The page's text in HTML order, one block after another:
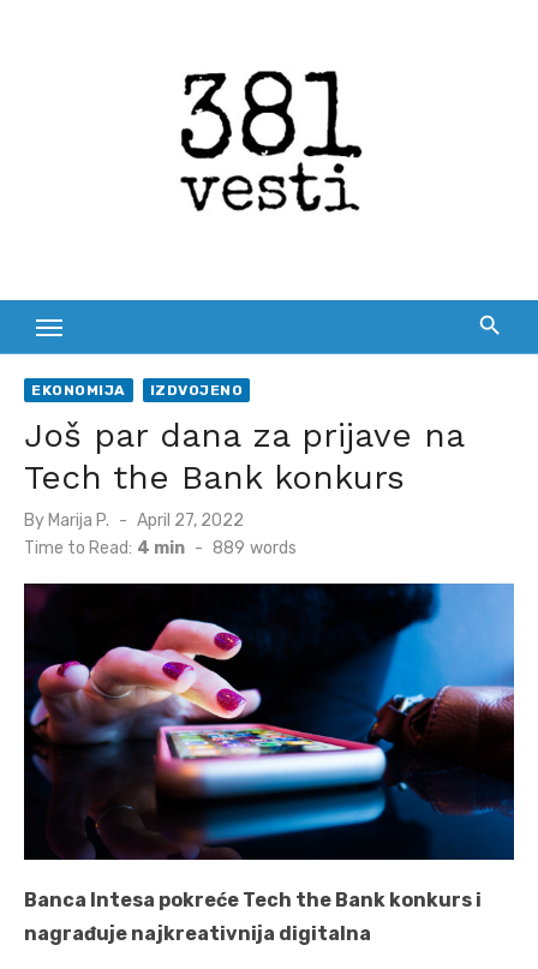
EKONOMIJA IZDVOJENO
Još par dana za prijave na
Tech the Bank konkurs
By Marija P.
Posted
on
April 27, 2022
Time to Read: 4 min - 889 words
Banca Intesa pokreće Tech the Bank konkurs i
nagrađuje najkreativnija digitalna